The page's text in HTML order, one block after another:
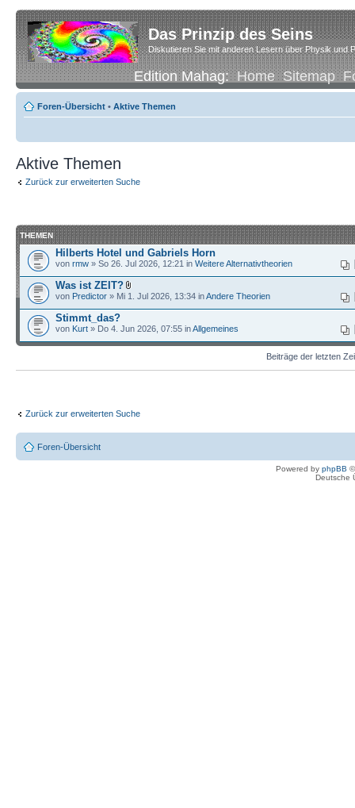
Das Prinzip des Seins
Diskutieren Sie mit anderen Lesern über Physik und
Edition Mahag:Home Sitemap
Foren-Übersicht • Aktive Themen
Aktive Themen
Zurück zur erweiterten Suche
THEMEN
Hilberts Hotel und Gabriels Horn
von rmw » So 26. Jul 2026, 12:21 in Weitere Alternativtheorien
Was ist ZEIT?
von Predictor » Mi 1. Jul 2026, 13:34 inAndere Theorien
Stimmt_das?
von Kurt » Do 4. Jun 2026, 07:55 inAllgemeines
Beiträge der letzten
Zurück zur erweiterten Suche
Foren-Übersicht
Powered by phpBB
Deutsche